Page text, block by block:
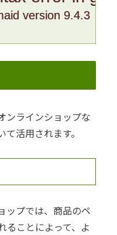
version 9.4.3
ンラインショップな
活用されます。
ップでは、商品のペ
ることによって、よ